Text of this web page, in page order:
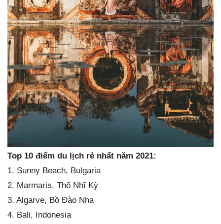
Top 10 điểm du lịch rẻ nhất năm 2021:
1. Sunny Beach, Bulgaria
2. Marmaris, Thổ Nhĩ Kỳ
3. Algarve, Bồ Đào Nha
4. Bali, Indonesia